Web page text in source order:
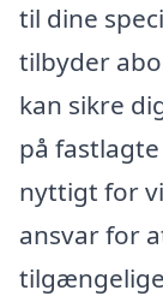
til dine
tilbyder
kan sikre
på
nyttigt for
ansvar for